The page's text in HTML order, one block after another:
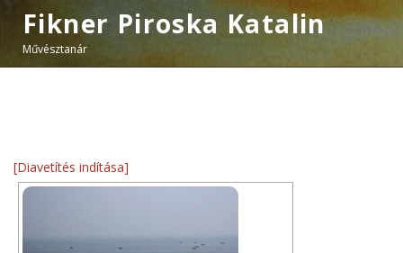
Fikner Piroska Katalin
Művésztanár
[Diavetítés indítása]